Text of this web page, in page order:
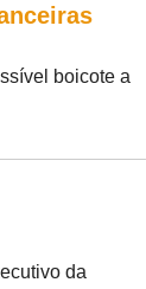
boicote a
da